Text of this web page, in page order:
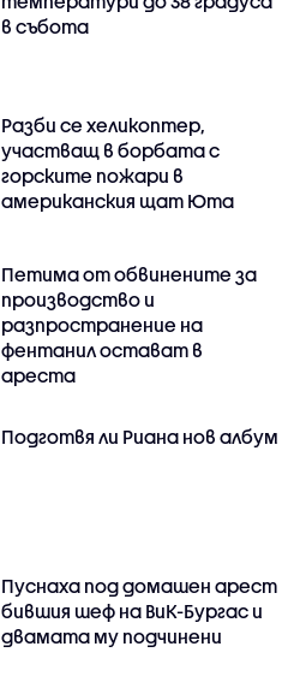
в събота
Разби се хеликоптер,
участващ в борбата с
горските пожари в
американския щат Юта
Петима от обвинените за
производство и
разпространение на
фентанил остават в
ареста
Подготвя ли Риана нов албум
Пуснаха под домашен арест
бившия шеф на ВиК-Бургас и
двамата му подчинени